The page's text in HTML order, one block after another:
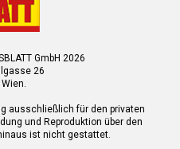
GmbH 2026
26
ausschließlich für den privaten
und Reproduktion über den
ist nicht gestattet.